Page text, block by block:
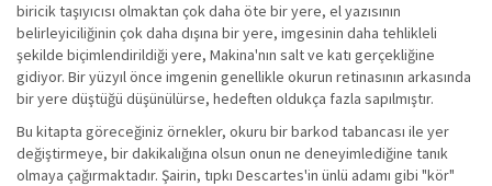
biricik taşıyıcısı olmaktan çok daha öte bir yere, el yazısının
belirleyiciliğinin çok daha dışına bir yere, imgesinin daha tehlikleli
şekilde biçimlendirildiği yere, Makina'nın salt ve katı gerçekliğine
gidiyor. Bir yüzyıl önce imgenin genellikle okurun retinasının arkasında
bir yere düştüğü düşünülürse, hedeften oldukça fazla sapılmıştır.
Bu kitapta göreceğiniz örnekler, okuru bir barkod tabancası ile yer
değiştirmeye, bir dakikalığına olsun onun ne deneyimlediğine tanık
olmaya çağırmaktadır. Şairin, tıpkı Descartes'in ünlü adamı gibi "kör"